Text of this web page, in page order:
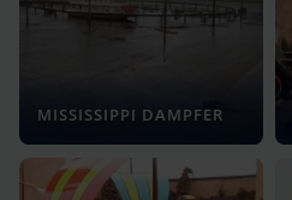
MISSISSIPPI DAMPFER